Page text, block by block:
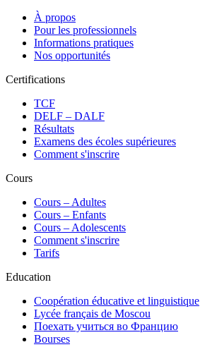
À propos
Pour les professionnels
Informations pratiques
Nos opportunités
Certifications
TCF
DELF – DALF
Résultats
Examens des écoles supérieures
Comment s'inscrire
Cours
Сours – Adultes
Cours – Enfants
Cours – Adolescents
Comment s'inscrire
Tarifs
Education
Coopération éducative et linguistique
Lycée français de Moscou
Поехать учиться во Францию
Bourses